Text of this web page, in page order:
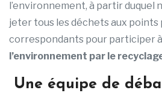
l’environnement, à partir duquel
jeter tous les déchets aux points
correspondants pour participer
l’environnement par le
Une équipe de